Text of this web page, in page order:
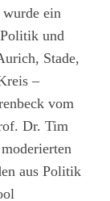
wurde ein
und
Stade,
–
vom
Dr. Tim
aus Politik